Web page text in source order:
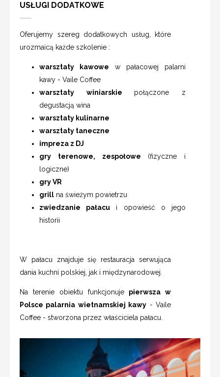
USŁUGI DODATKOWE
Oferujemy szereg dodatkowych usług, które
urozmaicą każde szkolenie :
warsztaty kawowe w pałacowej palarni
kawy - Vaile Coffee
warsztaty winiarskie połączone z
degustacją wina
warsztaty kulinarne
warsztaty taneczne
impreza z DJ
gry terenowe, zespołowe (fizyczne i
logiczne)
gry VR
grill na świeżym powietrzu
zwiedzanie pałacu i opowieść o jego
historii
W pałacu znajduje się restauracja serwująca
dania kuchni polskiej, jak i międzynarodowej.
Na terenie obiektu funkcjonuje pierwsza w
Polsce palarnia wietnamskiej kawy - Vaile
Coffee - stworzona przez właściciela pałacu.